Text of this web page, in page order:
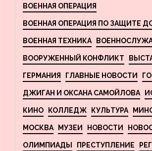
ВОЕННАЯ ОПЕРАЦИЯ
ВОЕННАЯ ОПЕРАЦИЯ ПО ЗАЩИТЕ
ВОЕННАЯ ТЕХНИКА
ВООРУЖЕННЫЙ КОНФЛИКТ
ГЕРМАНИЯ ГЛАВНЫЕ НОВОСТИ
ДЖИГАН И ОКСАНА САМОЙЛОВА
КИНО КОЛЛЕДЖ КУЛЬТУРА
МОСКВА МУЗЕИ НОВОСТИ
ОЛИМПИАДЫ ПРЕСТУПЛЕНИЕ